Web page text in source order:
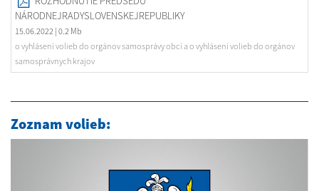
NÁRODNEJRADYSLOVENSKEJREPUBLIKY
15.06.2022 | 0.2 Mb
o vyhlásení volieb do orgánov samosprávy obcí a o vyhlásení volieb do orgánov
samosprávnych krajov
Zoznam volieb: